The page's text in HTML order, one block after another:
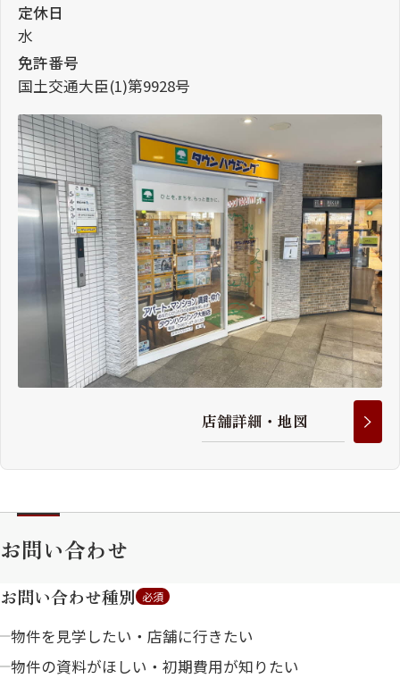
定休日
水
免許番号
国土交通大臣(1)第9928号
店舗詳細 ・地図
お問い合わせ
お問い合わせ種別 必須
物件を見学したい・店舗に行きたい
物件の資料がほしい・初期費用が知りたい